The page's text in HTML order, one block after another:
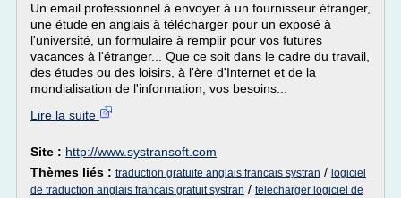
Un email professionnel à envoyer à un fournisseur étranger,
une étude en anglais à télécharger pour un exposé à
l'université, un formulaire à remplir pour vos futures
vacances à l'étranger... Que ce soit dans le cadre du travail,
des études ou des loisirs, à l'ère d'Internet et de la
mondialisation de l'information, vos besoins...
Lire la suite
Site : http://www.systransoft.com
Thèmes liés : traduction gratuite anglais francais systran / logiciel
de traduction anglais francais gratuit systran / telecharger logiciel de